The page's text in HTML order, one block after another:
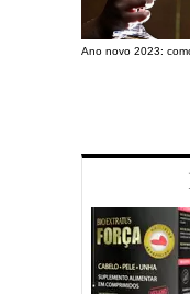
Ano novo 2023: